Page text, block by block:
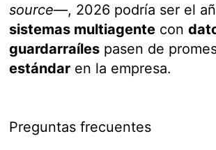
source—, 2026 podría ser el
sistemas multiagente con
guardarraíles pasen de
estándar en la empresa.
Preguntas frecuentes